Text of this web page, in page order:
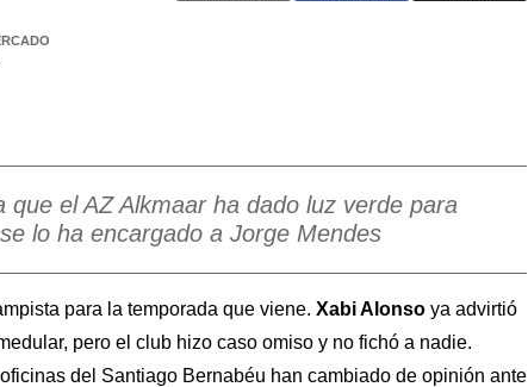
que el AZ Alkmaar ha dado luz verde para
lo ha encargado a Jorge Mendes
para la temporada que viene. Xabi Alonso ya advirtió
pero el club hizo caso omiso y no fichó a nadie.
del Santiago Bernabéu han cambiado de opinión ante